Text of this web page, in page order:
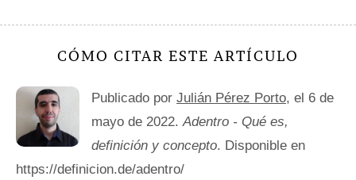
CÓMO CITAR ESTE ARTÍCULO
Publicado por Julián Pérez Porto, el 6 de
mayo de 2022.Adentro - Qué es,
definición y concepto. Disponible en
https://definicion.de/adentro/